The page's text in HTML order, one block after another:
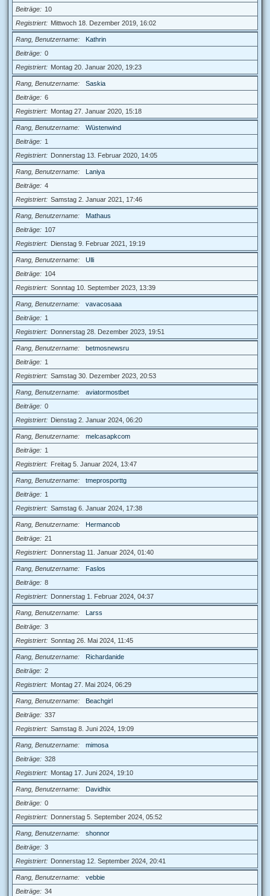
Beiträge
10
Registriert
Mittwoch 18. Dezember 2019, 16:02
Rang, Benutzername
Kathrin
Beiträge
0
Registriert
Montag 20. Januar 2020, 19:23
Rang, Benutzername
Saskia
Beiträge
6
Registriert
Montag 27. Januar 2020, 15:18
Rang, Benutzername
Wüstenwind
Beiträge
1
Registriert
Donnerstag 13. Februar 2020, 14:05
Rang, Benutzername
Laniya
Beiträge
4
Registriert
Samstag 2. Januar 2021, 17:46
Rang, Benutzername
Mathaus
Beiträge
107
Registriert
Dienstag 9. Februar 2021, 19:19
Rang, Benutzername
Ulli
Beiträge
104
Registriert
Sonntag 10. September 2023, 13:39
Rang, Benutzername
vavacosaaa
Beiträge
1
Registriert
Donnerstag 28. Dezember 2023, 19:51
Rang, Benutzername
betmosnewsru
Beiträge
1
Registriert
Samstag 30. Dezember 2023, 20:53
Rang, Benutzername
aviatormostbet
Beiträge
0
Registriert
Dienstag 2. Januar 2024, 06:20
Rang, Benutzername
melcasapkcom
Beiträge
1
Registriert
Freitag 5. Januar 2024, 13:47
Rang, Benutzername
tmeprosporttg
Beiträge
1
Registriert
Samstag 6. Januar 2024, 17:38
Rang, Benutzername
Hermancob
Beiträge
21
Registriert
Donnerstag 11. Januar 2024, 01:40
Rang, Benutzername
Faslos
Beiträge
8
Registriert
Donnerstag 1. Februar 2024, 04:37
Rang, Benutzername
Larss
Beiträge
3
Registriert
Sonntag 26. Mai 2024, 11:45
Rang, Benutzername
Richardanide
Beiträge
2
Registriert
Montag 27. Mai 2024, 06:29
Rang, Benutzername
Beachgirl
Beiträge
337
Registriert
Samstag 8. Juni 2024, 19:09
Rang, Benutzername
mimosa
Beiträge
328
Registriert
Montag 17. Juni 2024, 19:10
Rang, Benutzername
Davidhix
Beiträge
0
Registriert
Donnerstag 5. September 2024, 05:52
Rang, Benutzername
shonnor
Beiträge
3
Registriert
Donnerstag 12. September 2024, 20:41
Rang, Benutzername
vebbie
Beiträge
34